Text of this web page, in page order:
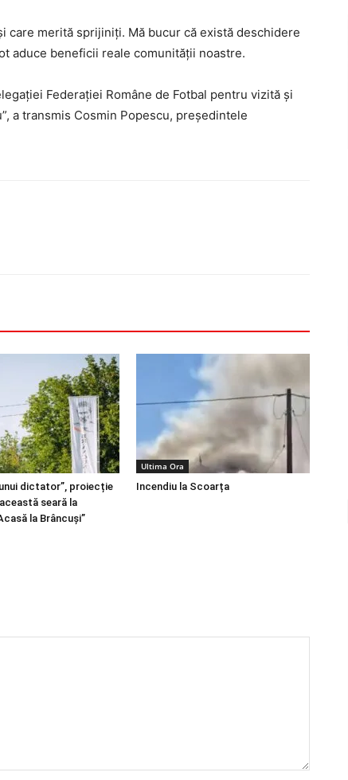
care merită sprijiniți. Mă bucur că există deschidere
aduce beneficii reale comunității noastre.
Federației Române de Fotbal pentru vizită și
a transmis Cosmin Popescu, președintele
dictator”, proiecție
seară la
la Brâncuși”
Ultima Ora
Incendiu la Scoarța